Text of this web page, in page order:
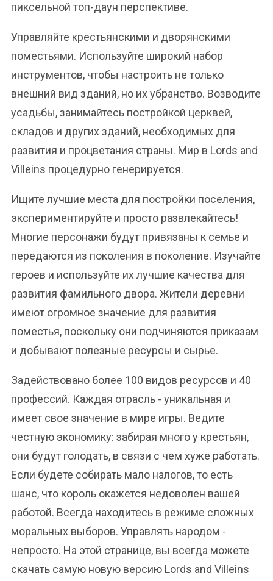
пиксельной топ-даун перспективе.
Управляйте крестьянскими и дворянскими
поместьями. Используйте широкий набор
инструментов, чтобы настроить не только
внешний вид зданий, но их убранство. Возводите
усадьбы, занимайтесь постройкой церквей,
складов и других зданий, необходимых для
развития и процветания страны. Мир в Lords and
Villeins процедурно генерируется.
Ищите лучшие места для постройки поселения,
экспериментируйте и просто развлекайтесь!
Многие персонажи будут привязаны к семье и
передаются из поколения в поколение. Изучайте
героев и используйте их лучшие качества для
развития фамильного двора. Жители деревни
имеют огромное значение для развития
поместья, поскольку они подчиняются приказам
и добывают полезные ресурсы и сырье.
Задействовано более 100 видов ресурсов и 40
профессий. Каждая отрасль - уникальная и
имеет свое значение в мире игры. Ведите
честную экономику: забирая много у крестьян,
они будут голодать, в связи с чем хуже работать.
Если будете собирать мало налогов, то есть
шанс, что король окажется недоволен вашей
работой. Всегда находитесь в режиме сложных
моральных выборов. Управлять народом -
непросто. На этой странице, вы всегда можете
скачать самую новую версию Lords and Villeins